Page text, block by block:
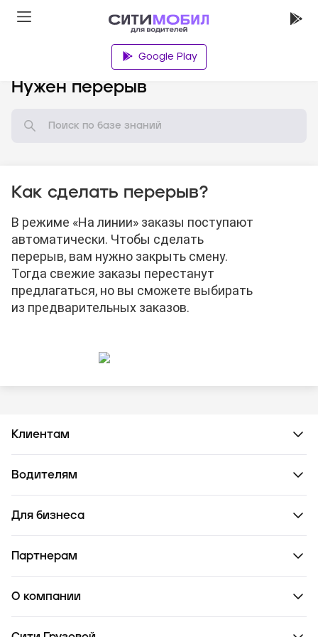
Google Play
Нужен перерыв
Как сделать перерыв?
В режиме «На линии» заказы поступают
автоматически. Чтобы сделать
перерыв, вам нужно закрыть смену.
Тогда свежие заказы перестанут
предлагаться, но вы сможете выбирать
из предварительных заказов.
Клиентам
Водителям
Для бизнеса
Партнерам
О компании